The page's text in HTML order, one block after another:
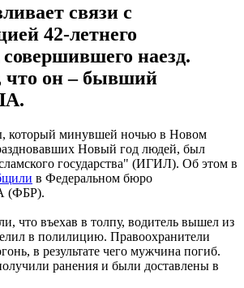
связи с
42-летнего
наезд.
он – бывший
который минувшей ночью в Новом
Новый год людей, был
государства" (ИГИЛ). Об этом в
в Федеральном бюро
(ФБР).
что въехав в толпу, водитель вышел из
в полилицию. Правоохранители
в результате чего мужчина погиб.
ранения и были доставлены в